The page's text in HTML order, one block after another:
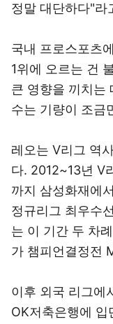
정말 대단하다"라
국내 프로스포츠
1위에 오르는 건
큰 영향을 끼치는
수는 기량이 조금
레오는 V리그 역
다. 2012~13년 V
까지 삼성화재에
정규리그 최우수
는 이 기간 두 차
가 챔피언결정전
이후 외국 리그에
OK저축은행에 입